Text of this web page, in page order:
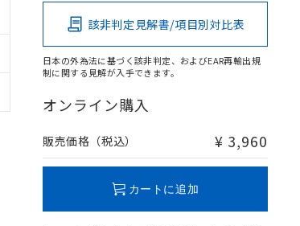
該非判定見解書/項目別対比表
日本の外為法に基づく該非判定、およびEAR再輸出規
制に関する見解が入手できます。
オンライン購入
販売価格（税込） ¥ 3,960
カートに追加